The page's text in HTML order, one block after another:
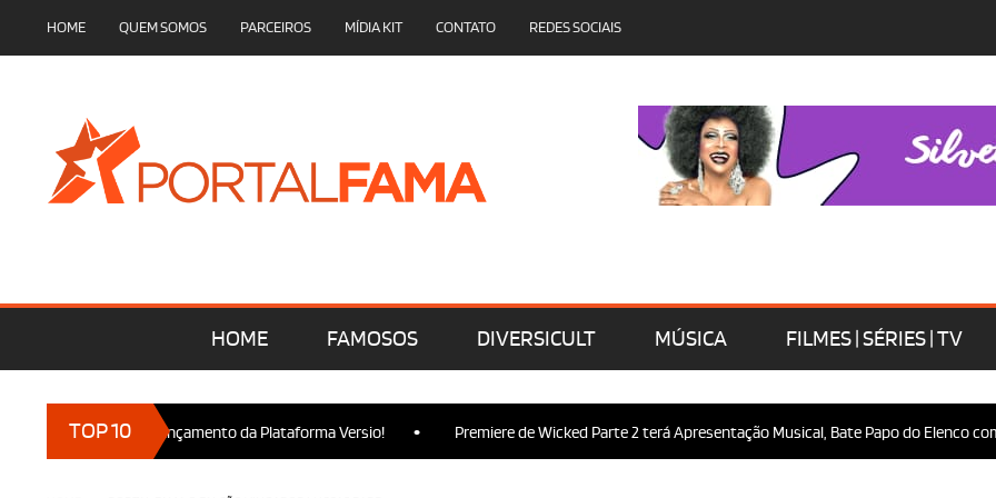
HOME QUEM SOMOS PARCEIROS MÍDIA KIT CONTATO REDES SOCIAIS
HOME FAMOSOS DIVERSICULT MÚSICA FILMES | SÉRIES | TV
TOP 10
presença no Lançamento da Plataforma Versio! • Premiere de Wicked Parte 2 terá Apresentação Musical, Bate Papo do Elenco com o